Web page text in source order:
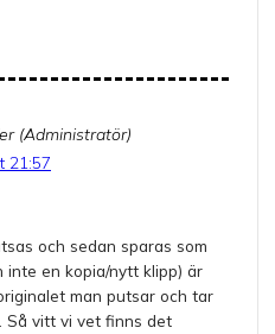
(Administratör)
21:57
och sedan sparas som
inte en kopia/nytt klipp) är
man putsar och tar
Så vitt vi vet finns det